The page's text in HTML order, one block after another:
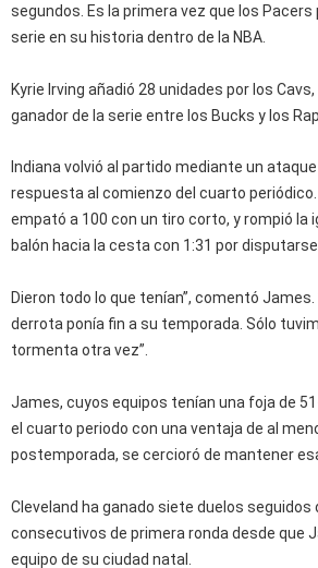
segundos. Es la primera vez que los Pacers
serie en su historia dentro de la NBA.
Kyrie Irving añadió 28 unidades por los
ganador de la serie entre los Bucks y los
Indiana volvió al partido mediante un
respuesta al comienzo del cuarto
empató a 100 con un tiro corto, y rompió la
balón hacia la cesta con 1:31 por
Dieron todo lo que tenían”, comentó James.
derrota ponía fin a su temporada. Sólo
tormenta otra vez”.
James, cuyos equipos tenían una foja de
el cuarto periodo con una ventaja de al
postemporada, se cercioró de mantener
Cleveland ha ganado siete duelos seguidos
consecutivos de primera ronda desde que
equipo de su ciudad natal.